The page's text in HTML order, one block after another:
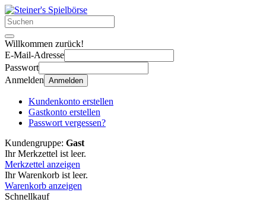
Willkommen zurück!
E-Mail-Adresse
Passwort
Anmelden Anmelden
Kundenkonto erstellen
Gastkonto erstellen
Passwort vergessen?
Kundengruppe: Gast
Ihr Merkzettel ist leer.
Merkzettel anzeigen
Ihr Warenkorb ist leer.
Warenkorb anzeigen
Schnellkauf